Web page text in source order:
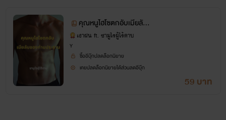
คุณหนูไฮโซตกอับเมียลับข
องท่านประธาน - [PWP]
เงาฝน ft. ซามูไรผู้ไร้ดาบ
Y
ซื้ออีบุ๊กปลดล็อกนิยาย
เคยปลดล็อกนิยายได้ส่วนลดอีบุ๊ก
59 บาท